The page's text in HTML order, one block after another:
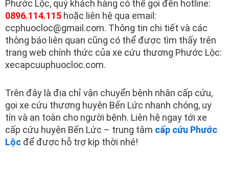
Phước Lộc, quý khách hàng có thể gọi đến hotline:
0896.114.115 hoặc liên hệ qua email:
ccphuocloc@gmail.com. Thông tin chi tiết và các
thông báo liên quan cũng có thể được tìm thấy trên
trang web chính thức của xe cứu thương Phước Lộc:
xecapcuuphuocloc.com.
Trên đây là địa chỉ vận chuyển bệnh nhân cấp cứu,
gọi xe cứu thương huyện Bến Lức nhanh chóng, uy
tín và an toàn cho người bệnh. Liên hệ ngay tới xe
cấp cứu huyện Bến Lức – trung tâm cấp cứu Phước
Lộc để được hỗ trợ kịp thời nhé!